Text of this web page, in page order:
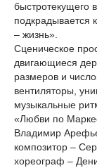
быстротекущего
подкрадывается
– жизнь».
Сценическое
двигающиеся
размеров и
вентиляторы,
музыкальные
«Любви по
Владимир
композитор –
хореограф –